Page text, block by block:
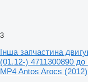
3
Інша запчастина
(01.12-) 4711300890
MP4 Antos Arocs (2012)